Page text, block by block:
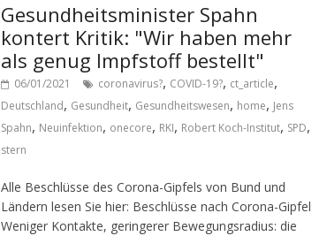
Gesundheitsminister Spahn
kontert Kritik: "Wir haben mehr
als genug Impfstoff bestellt"
06/01/2021 coronavirus?, COVID-19?, ct_article,
Deutschland, Gesundheit, Gesundheitswesen, home, Jens
Spahn, Neuinfektion, onecore, RKI, Robert Koch-Institut, SPD,
stern
Alle Beschlüsse des Corona-Gipfels von Bund und
Ländern lesen Sie hier: Beschlüsse nach Corona-Gipfel
Weniger Kontakte, geringerer Bewegungsradius: die